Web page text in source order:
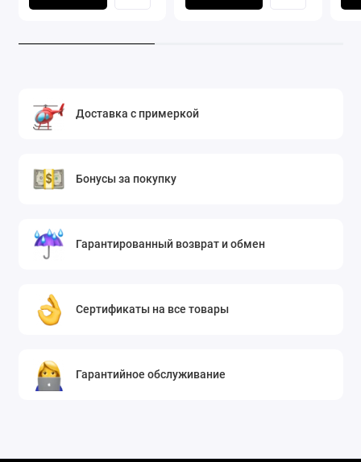
Доставка с примеркой
Бонусы за покупку
Гарантированный возврат и обмен
Сертификаты на все товары
Гарантийное обслуживание